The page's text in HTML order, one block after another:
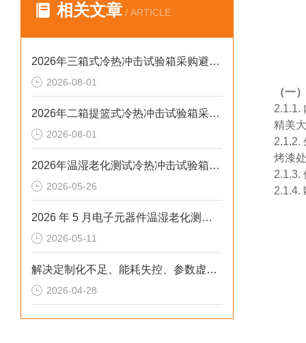
相关文章 / ARTICLE
2026年三箱式冷热冲击试验箱采购避坑：静测工况、参数与合规选型逻辑
2026-08-01
2026年二箱提篮式冷热冲击试验箱采购避坑：参数、工况与合规逻辑
2026-08-01
2026年温湿老化测试冷热冲击试验箱排行榜：解决精度差、数据无效等核心痛点
2026-05-26
2026 年 5 月电子元器件温湿老化测试：冷热冲击不稳、数据无效？这样解决
2026-05-11
解决定制化不足、能耗失控、参数虚标痛点的2026选型标准
2026-04-28
（一
2.1.1.
精美
2.1.2.
烤漆
2.1.3.
2.1.4.